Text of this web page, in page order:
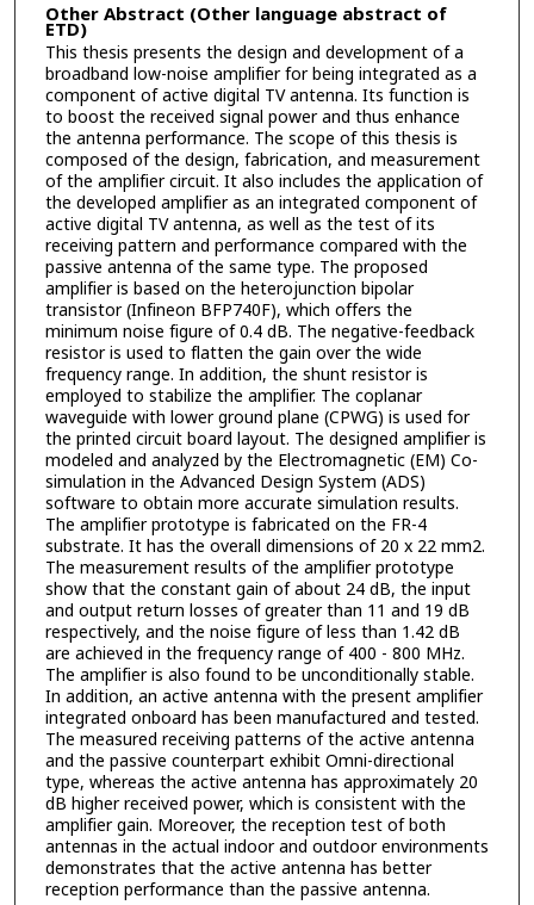
Other Abstract (Other language abstract of
ETD)
This thesis presents the design and development of a
broadband low-noise amplifier for being integrated as a
component of active digital TV antenna. Its function is
to boost the received signal power and thus enhance
the antenna performance. The scope of this thesis is
composed of the design, fabrication, and measurement
of the amplifier circuit. It also includes the application of
the developed amplifier as an integrated component of
active digital TV antenna, as well as the test of its
receiving pattern and performance compared with the
passive antenna of the same type. The proposed
amplifier is based on the heterojunction bipolar
transistor (Infineon BFP740F), which offers the
minimum noise figure of 0.4 dB. The negative-feedback
resistor is used to flatten the gain over the wide
frequency range. In addition, the shunt resistor is
employed to stabilize the amplifier. The coplanar
waveguide with lower ground plane (CPWG) is used for
the printed circuit board layout. The designed amplifier is
modeled and analyzed by the Electromagnetic (EM) Co-
simulation in the Advanced Design System (ADS)
software to obtain more accurate simulation results.
The amplifier prototype is fabricated on the FR-4
substrate. It has the overall dimensions of 20 x 22 mm2.
The measurement results of the amplifier prototype
show that the constant gain of about 24 dB, the input
and output return losses of greater than 11 and 19 dB
respectively, and the noise figure of less than 1.42 dB
are achieved in the frequency range of 400 - 800 MHz.
The amplifier is also found to be unconditionally stable.
In addition, an active antenna with the present amplifier
integrated onboard has been manufactured and tested.
The measured receiving patterns of the active antenna
and the passive counterpart exhibit Omni-directional
type, whereas the active antenna has approximately 20
dB higher received power, which is consistent with the
amplifier gain. Moreover, the reception test of both
antennas in the actual indoor and outdoor environments
demonstrates that the active antenna has better
reception performance than the passive antenna.